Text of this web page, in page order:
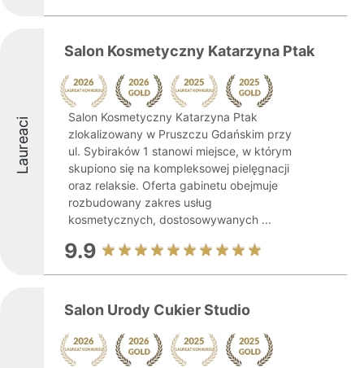
Laureaci
Salon Kosmetyczny Katarzyna Ptak
Salon Kosmetyczny Katarzyna Ptak
zlokalizowany w Pruszczu Gdańskim przy
ul. Sybiraków 1 stanowi miejsce, w którym
skupiono się na kompleksowej pielęgnacji
oraz relaksie. Oferta gabinetu obejmuje
rozbudowany zakres usług
kosmetycznych, dostosowywanych ...
9.9
Salon Urody Cukier Studio